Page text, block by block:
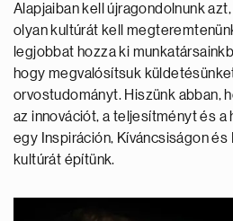
Alapjaiban kell újragondolnunk
olyan kultúrát kell
legjobbat hozza ki
hogy megvalósítsuk
orvostudományt. Hiszünk abban,
az innovációt, a teljesítményt és a
egy Inspiráción, Kíváncsiságon és
kultúrát építünk.